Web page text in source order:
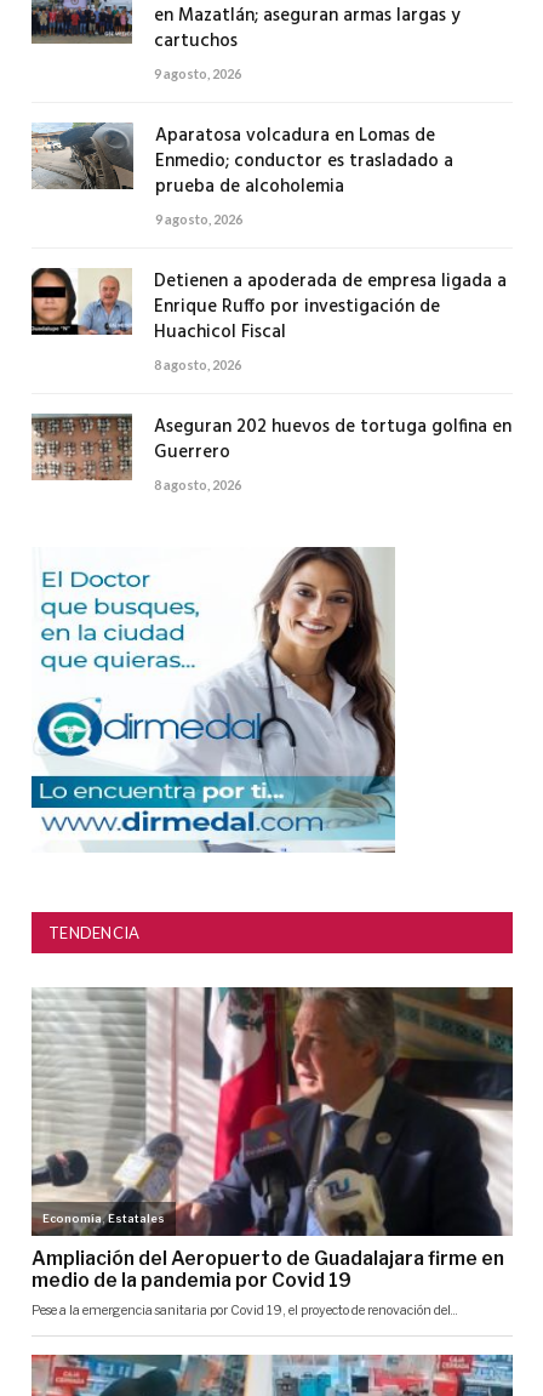
en Mazatlán; aseguran armas largas y
cartuchos
9 agosto, 2026
Aparatosa volcadura en Lomas de
Enmedio; conductor es trasladado a
prueba de alcoholemia
9 agosto, 2026
Detienen a apoderada de empresa ligada a
Enrique Ruffo por investigación de
Huachicol Fiscal
8 agosto, 2026
Aseguran 202 huevos de tortuga golfina en
Guerrero
8 agosto, 2026
TENDENCIA